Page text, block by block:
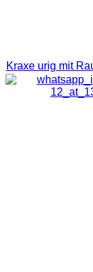
Kraxe urig mit